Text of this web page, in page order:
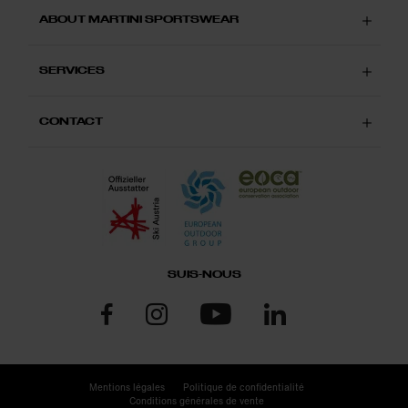
ABOUT MARTINI SPORTSWEAR
SERVICES
CONTACT
SUIS-NOUS
Mentions légales
Politique de confidentialité
Conditions générales de vente